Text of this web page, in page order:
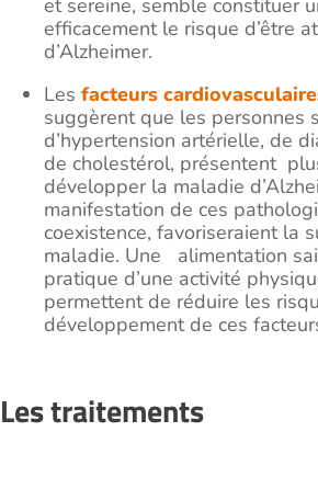
et sereine, semble constituer
efficacement le risque d’être
d’Alzheimer.
Les facteurs
suggèrent que les personnes
d’hypertension artérielle, de
de cholestérol, présentent
développer la maladie
manifestation de ces
coexistence, favoriseraient la
maladie. Une alimentation
pratique d’une activité
permettent de réduire les
développement de ces
Les traitements